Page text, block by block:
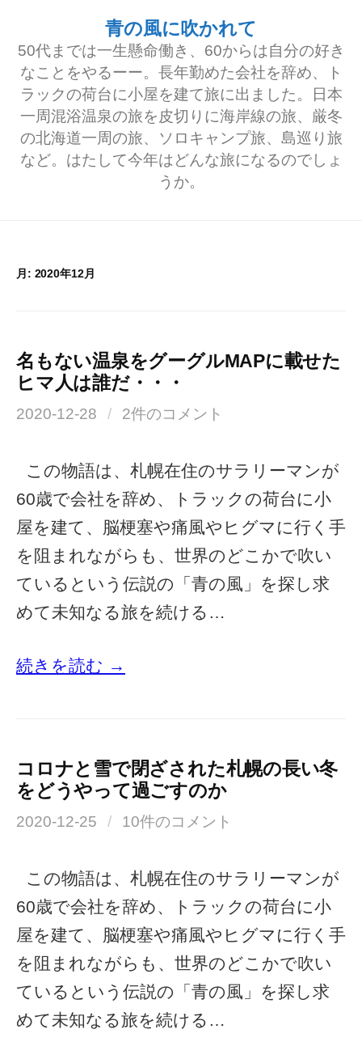
青の風に吹かれて
50代までは一生懸命働き、60からは自分の好き
なことをやるーー。長年勤めた会社を辞め、ト
ラックの荷台に小屋を建て旅に出ました。日本
一周混浴温泉の旅を皮切りに海岸線の旅、厳冬
の北海道一周の旅、ソロキャンプ旅、島巡り旅
など。はたして今年はどんな旅になるのでしょ
うか。
月: 2020年12月
名もない温泉をグーグルMAPに載せた
ヒマ人は誰だ・・・
2020-12-28 / 2件のコメント
この物語は、札幌在住のサラリーマンが
60歳で会社を辞め、トラックの荷台に小
屋を建て、脳梗塞や痛風やヒグマに行く手
を阻まれながらも、世界のどこかで吹い
ているという伝説の「青の風」を探し求
めて未知なる旅を続ける…
続きを読む →
コロナと雪で閉ざされた札幌の長い冬
をどうやって過ごすのか
2020-12-25 / 10件のコメント
この物語は、札幌在住のサラリーマンが
60歳で会社を辞め、トラックの荷台に小
屋を建て、脳梗塞や痛風やヒグマに行く手
を阻まれながらも、世界のどこかで吹い
ているという伝説の「青の風」を探し求
めて未知なる旅を続ける…